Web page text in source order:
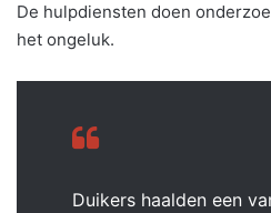
De hulpdiensten doen
het ongeluk.
Duikers haalden een